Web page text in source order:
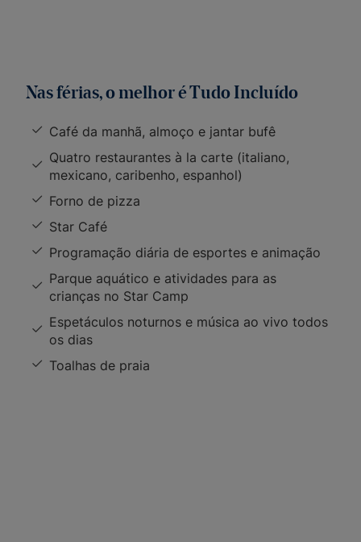
Nas férias, o melhor é Tudo Incluído
Café da manhã, almoço e jantar bufê
Quatro restaurantes à la carte (italiano,
mexicano, caribenho, espanhol)
Forno de pizza
Star Café
Programação diária de esportes e animação
Parque aquático e atividades para as
crianças no Star Camp
Espetáculos noturnos e música ao vivo todos
os dias
Toalhas de praia